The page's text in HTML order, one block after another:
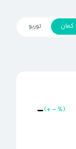
کمان توربو
-(+-%)